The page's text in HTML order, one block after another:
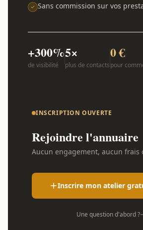
Sans commission sur vos
+300%
de visibilité
5×
plus de contacts
0 €
pour
INSCRIPTION OUVERTE
Rejoindre l'annuaire
Aucun engagement, aucun frais
Inscrire mon atelier
Une question d'abord ?